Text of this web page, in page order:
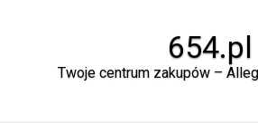
654.pl
Twoje centrum zakupów –